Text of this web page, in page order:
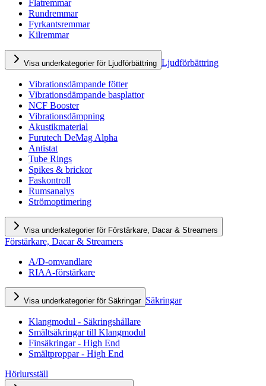
Flatremmar
Rundremmar
Fyrkantsremmar
Kilremmar
Visa underkategorier för Ljudförbättring Ljudförbättring
Vibrationsdämpande fötter
Vibrationsdämpande basplattor
NCF Booster
Vibrationsdämpning
Akustikmaterial
Furutech DeMag Alpha
Antistat
Tube Rings
Spikes & brickor
Faskontroll
Rumsanalys
Strömoptimering
Visa underkategorier för Förstärkare, Dacar & Streamers
Förstärkare, Dacar & Streamers
A/D-omvandlare
RIAA-förstärkare
Visa underkategorier för Säkringar Säkringar
Klangmodul - Säkringshållare
Smältsäkringar till Klangmodul
Finsäkringar - High End
Smältproppar - High End
Hörlursställ